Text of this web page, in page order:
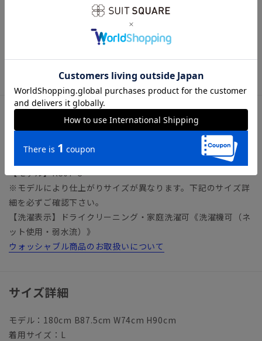
様々な切り口へフォーカスしたオフィススタイルコンテンツで
クス ノーアイロン ノンアイロン イージーケア 形態安定
アイテム詳細
【仕様】ノータック／テーパード／ウエスト：バックゴム／ド
【モデル】RS07-S
※モデルにより仕上がりサイズが異なります。下記のサイズ詳
細を必ずご確認下さい。
【洗濯表示】ドライクリーニング・家庭洗濯可《洗濯機可（ネ
ット使用・弱水流）》
ウォッシャブル商品のお取扱いについて
サイズ詳細
モデル：180cm B87.5cm W74cm H90cm
着用サイズ：L